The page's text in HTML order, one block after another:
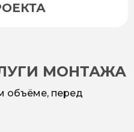
МОНТАЖА
объёме, перед